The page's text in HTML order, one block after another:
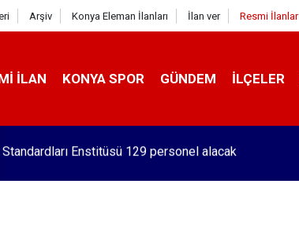
Arşiv Konya Eleman İlanları İlan ver Resmi İlanlar
İLAN KONYA SPOR GÜNDEM İLÇELER
Hasta Refakatçi Konukevi açılıyor